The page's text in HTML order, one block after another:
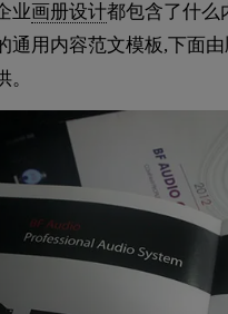
业画册设计都包含了什么
通用内容范文模板,下面